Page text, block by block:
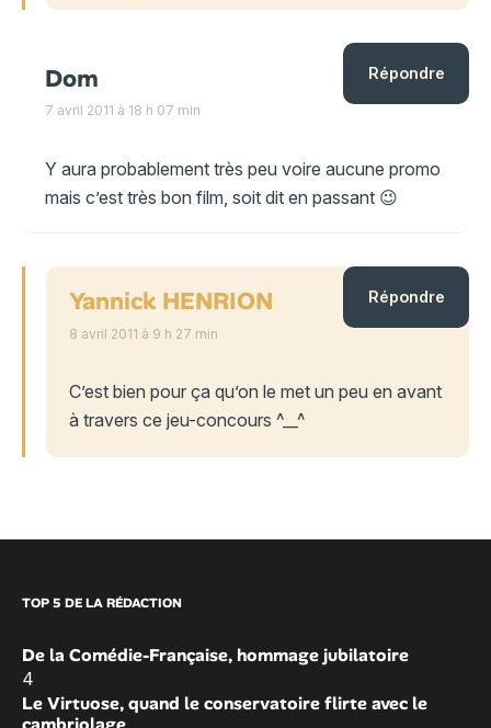
Dom
7 avril 2011 à 18 h 07 min
Y aura probablement très peu voire aucune promo
mais c’est très bon film, soit dit en passant 😉
Répondre
Yannick HENRION
8 avril 2011 à 9 h 27 min
C’est bien pour ça qu’on le met un peu en avant
à travers ce jeu-concours ^__^
Répondre
TOP 5 DE LA RÉDACTION
De la Comédie-Française, hommage jubilatoire
4
Le Virtuose, quand le conservatoire flirte avec le